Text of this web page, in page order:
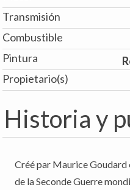
Transmisión
Combustible
Pintura
Propietario(s)
Historia y
Créé par Maurice
de la Seconde Guerre